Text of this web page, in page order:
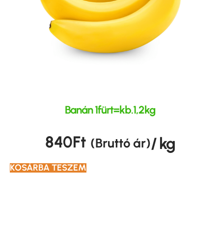
Banán 1fürt=kb.1,2kg
840Ft (Bruttó ár)/ kg
KOSÁRBA TESZEM